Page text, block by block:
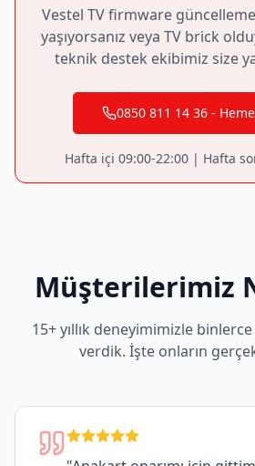
Vestel TV firmware
yaşıyorsanız veya TV brick
teknik destek ekibimiz size
0850 811 14 36 -
Hafta içi 09:00-22:00 | Hafta
Müşterilerimiz
15+ yıllık deneyimimizle
verdik. İşte onların